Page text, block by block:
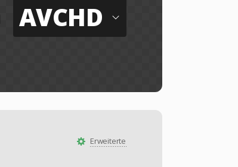
AVCHD
Erweiterte